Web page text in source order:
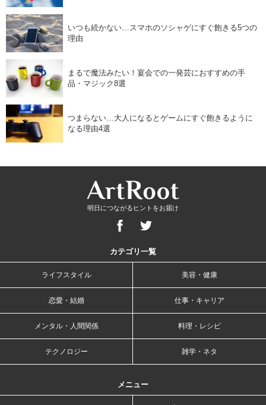
いつも続かない…スマホのソシャゲにすぐ飽きる5つの
理由
まるで魔法みたい！宴会での一発芸におすすめの手
品・マジック8選
つまらない…大人になるとゲームにすぐ飽きるように
なる理由4選
明日につながるヒントをお届け
カテゴリ一覧
ライフスタイル 美容・健康
恋愛・結婚 仕事・キャリア
メンタル・人間関係 料理・レシピ
テクノロジー 雑学・ネタ
メニュー